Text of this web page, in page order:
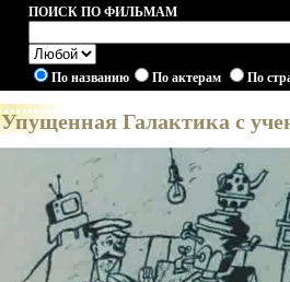
ПОИСК ПО ФИЛЬМАМ
По названию По актерам По
Упущенная Галактика с